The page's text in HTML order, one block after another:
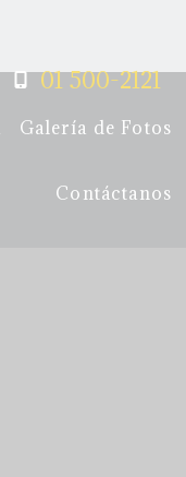
01 500-2121
Galería de Fotos
Contáctanos